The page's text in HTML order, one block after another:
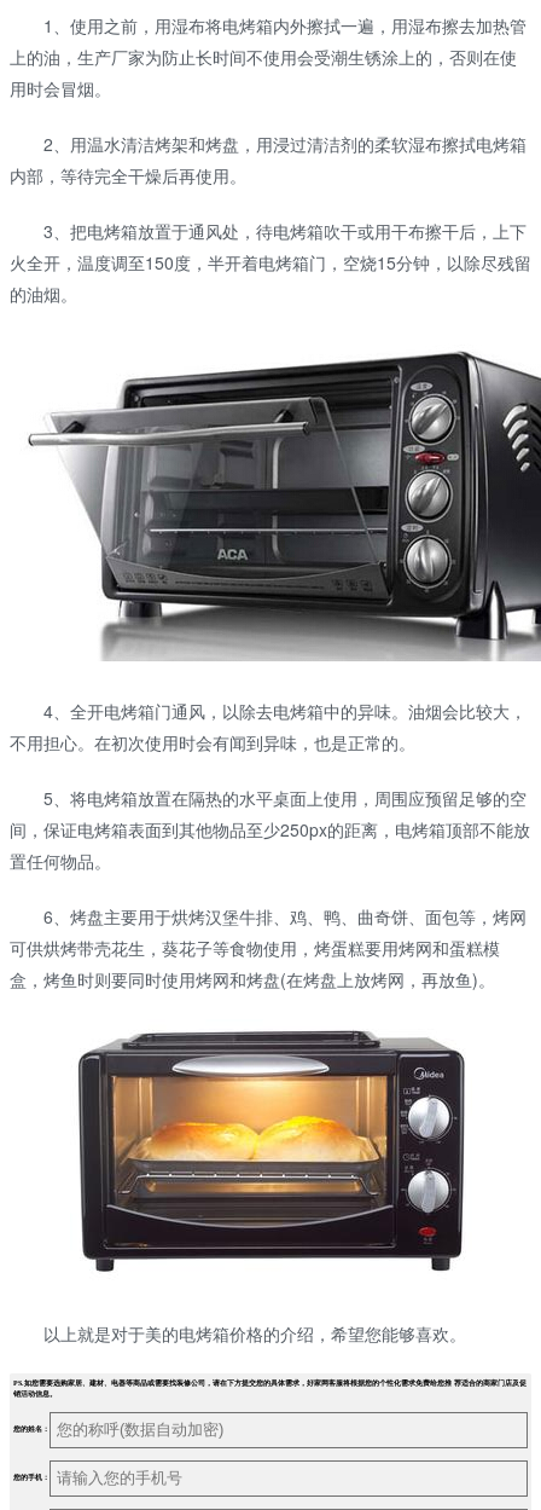
1、使用之前，用湿布将电烤箱内外擦拭一遍，用湿布擦去加热管
上的油，生产厂家为防止长时间不使用会受潮生锈涂上的，否则在使
用时会冒烟。
2、用温水清洁烤架和烤盘，用浸过清洁剂的柔软湿布擦拭电烤箱
内部，等待完全干燥后再使用。
3、把电烤箱放置于通风处，待电烤箱吹干或用干布擦干后，上下
火全开，温度调至150度，半开着电烤箱门，空烧15分钟，以除尽残留
的油烟。
4、全开电烤箱门通风，以除去电烤箱中的异味。油烟会比较大，
不用担心。在初次使用时会有闻到异味，也是正常的。
5、将电烤箱放置在隔热的水平桌面上使用，周围应预留足够的空
间，保证电烤箱表面到其他物品至少250px的距离，电烤箱顶部不能放
置任何物品。
6、烤盘主要用于烘烤汉堡牛排、鸡、鸭、曲奇饼、面包等，烤网
可供烘烤带壳花生，葵花子等食物使用，烤蛋糕要用烤网和蛋糕模
盒，烤鱼时则要同时使用烤网和烤盘(在烤盘上放烤网，再放鱼)。
以上就是对于美的电烤箱价格的介绍，希望您能够喜欢。
PS.如您需要选购家居、建材、电器等商品或需要找装修公司，请在下方提交您的具体需求，好家网客服将根据您的个性化需求免费给您推 荐适合的商家门店及促
销活动信息。
您的姓名：
您的手机：